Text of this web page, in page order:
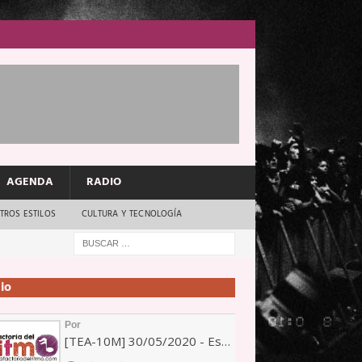
AGENDA RADIO
ESTILOS CULTURA Y TECNOLOGÍA